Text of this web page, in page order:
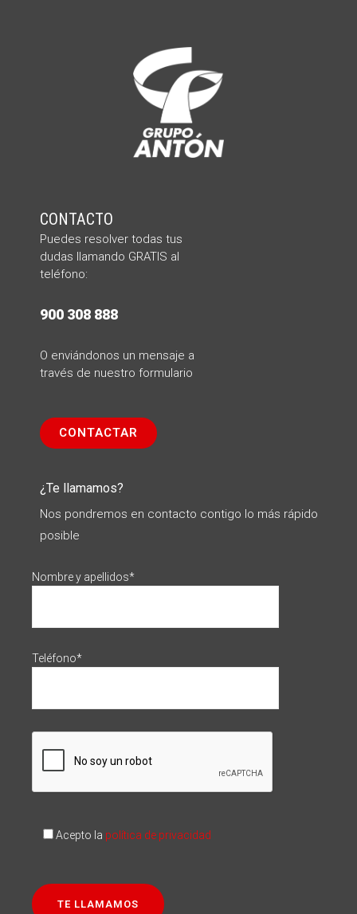
CONTACTO
Puedes resolver todas tus
dudas llamando GRATIS al
teléfono:
900 308 888
O enviándonos un mensaje a
través de nuestro formulario
CONTACTAR
¿Te llamamos?
Nos pondremos en contacto contigo lo más rápido
posible
Nombre y apellidos*
Teléfono*
Acepto la política de privacidad